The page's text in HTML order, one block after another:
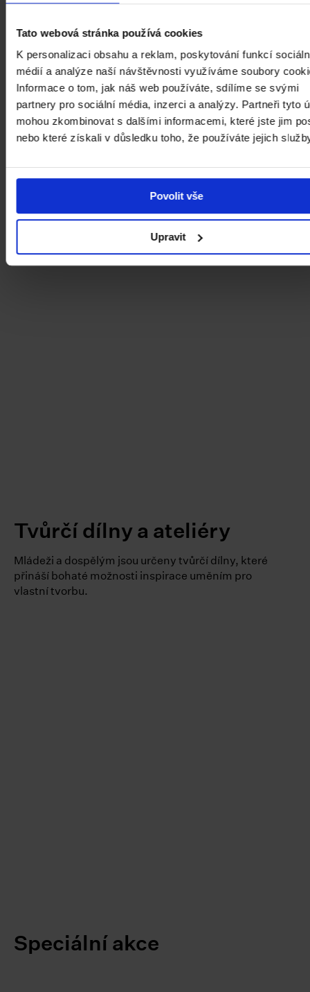
Tato webová stránka používá cookies
K personalizaci obsahu a reklam, poskytování funkcí
médií a analýze naší návštěvnosti využíváme soubory
Informace o tom, jak náš web používáte, sdílíme se svými
partnery pro sociální média, inzerci a analýzy. Partneři tyto
mohou zkombinovat s dalšími informacemi, které jste jim
nebo které získali v důsledku toho, že používáte jejich
Povolit vše
Upravit
chtějí získat základní poznatky, tak těm, kteří se
chtějí vzdělávat dlouhodobě. Kurzy
zprostředkovávají nejen informace, ale rozvíjejí i
schopnosti kritického myšlení a interpretace. Pro
zájemce o vlastní výtvarnou tvorbu a zvládnutí
klasických malířských a kresebných technik, stejně
jako o výtvarný experiment otevíráme
specializované celodenní dílny i dlouhodobější
kurzy. Kurzy se konají jak ve všední dny, tak o
jednotlivých kurzů probíhají v srpnu či v září.
Tvůrčí dílny a ateliéry
Mládeži a dospělým jsou určeny tvůrčí dílny, které
přináší bohaté možnosti inspirace uměním pro
vlastní tvorbu.
Speciální akce